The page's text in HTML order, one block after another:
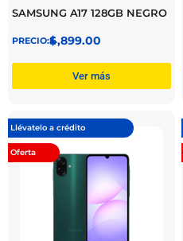
SAMSUNG A17 128GB NEGRO
$
4,899.00
Ver más
Llévatelo a crédito
Oferta